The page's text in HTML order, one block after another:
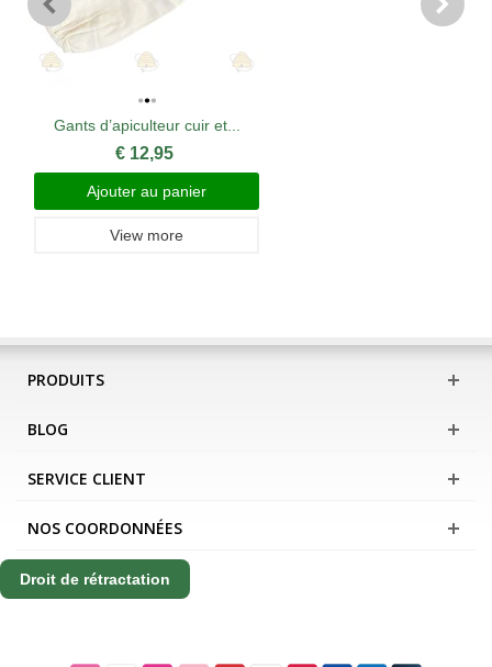
Gants d’apiculteur cuir et...
€ 12,95
Ajouter au panier
View more
PRODUITS
BLOG
SERVICE CLIENT
NOS COORDONNÉES
Droit de rétractation